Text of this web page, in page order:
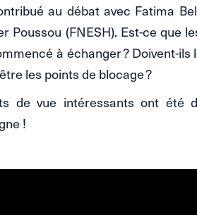
au débat avec Fatima
Poussou (FNESH). Est-ce que
à échanger ? Doivent-
les points de blocage ?
de vue intéressants ont été
!